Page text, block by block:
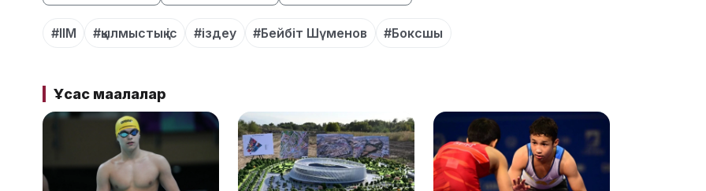
#ІІМ #қылмыстық іс #іздеу #Бейбіт Шүменов #Боксшы
Ұқсас мақалалар